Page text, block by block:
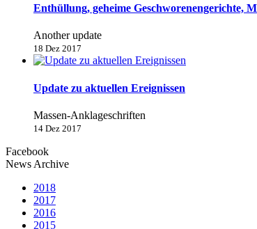
Enthüllung, geheime Geschworenengerichte,
Another update
18 Dez 2017
Update zu aktuellen Ereignissen
Massen-Anklageschriften
14 Dez 2017
Facebook
News Archive
2018
2017
2016
2015